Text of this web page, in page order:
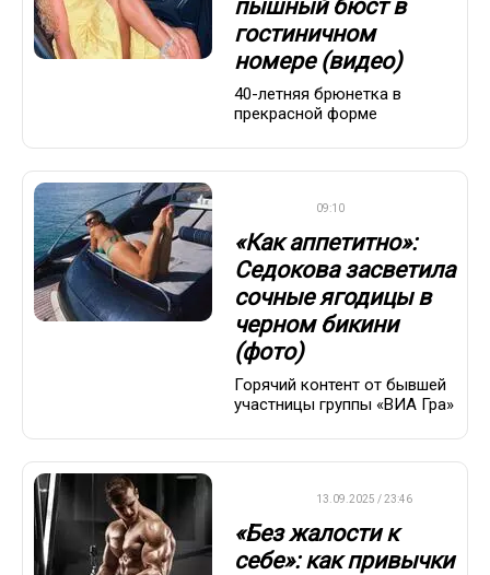
пышный бюст в
гостиничном
номере (видео)
40-летняя брюнетка в
прекрасной форме
09:10
«Как аппетитно»:
Седокова засветила
сочные ягодицы в
черном бикини
(фото)
Горячий контент от бывшей
участницы группы «ВИА Гра»
13.09.2025 / 23:46
«Без жалости к
себе»: как привычки